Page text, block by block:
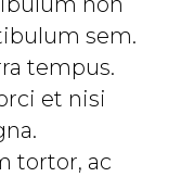
sem.
tempus.
et nisi
tortor, ac